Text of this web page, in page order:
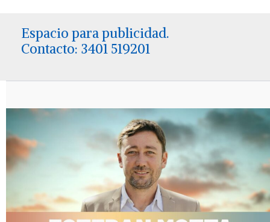
Espacio para publicidad.
Contacto: 3401 519201